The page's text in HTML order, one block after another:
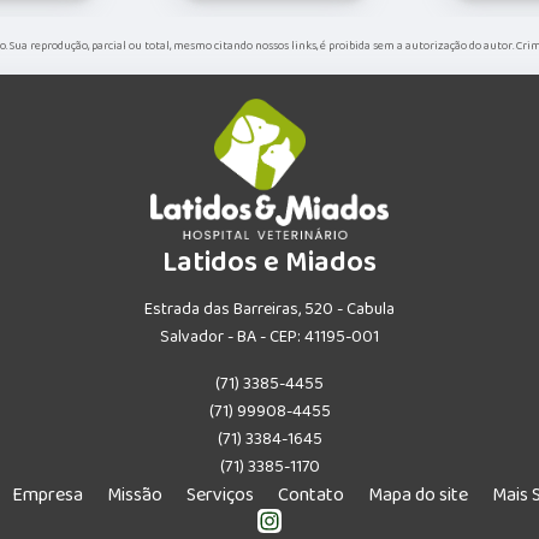
Sua reprodução, parcial ou total, mesmo citando nossos links, é proibida sem a autorização do autor.
Latidos e Miados
Estrada das Barreiras, 520 - Cabula
Salvador - BA - CEP: 41195-001
(71) 3385-4455
(71) 99908-4455
(71) 3384-1645
(71) 3385-1170
Empresa Missão Serviços Contato Mapa do site Mais